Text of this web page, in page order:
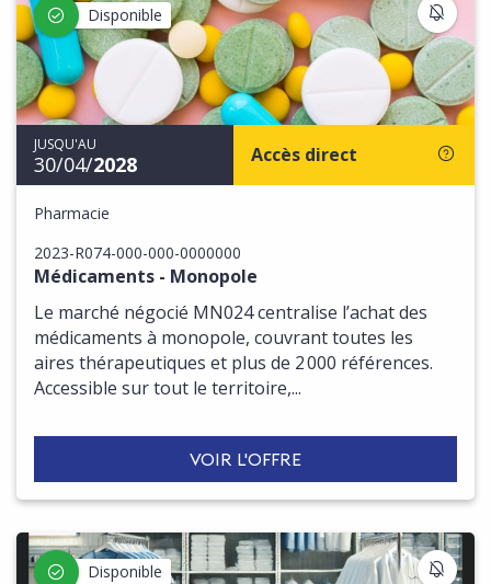
Disponible
JUSQU'AU
30/04/2028 Accès direct
Pharmacie
2023-R074-000-000-0000000
Médicaments - Monopole
Le marché négocié MN024 centralise l’achat des
médicaments à monopole, couvrant toutes les
aires thérapeutiques et plus de 2 000 références.
Accessible sur tout le territoire,...
VOIR L'OFFRE
Disponible